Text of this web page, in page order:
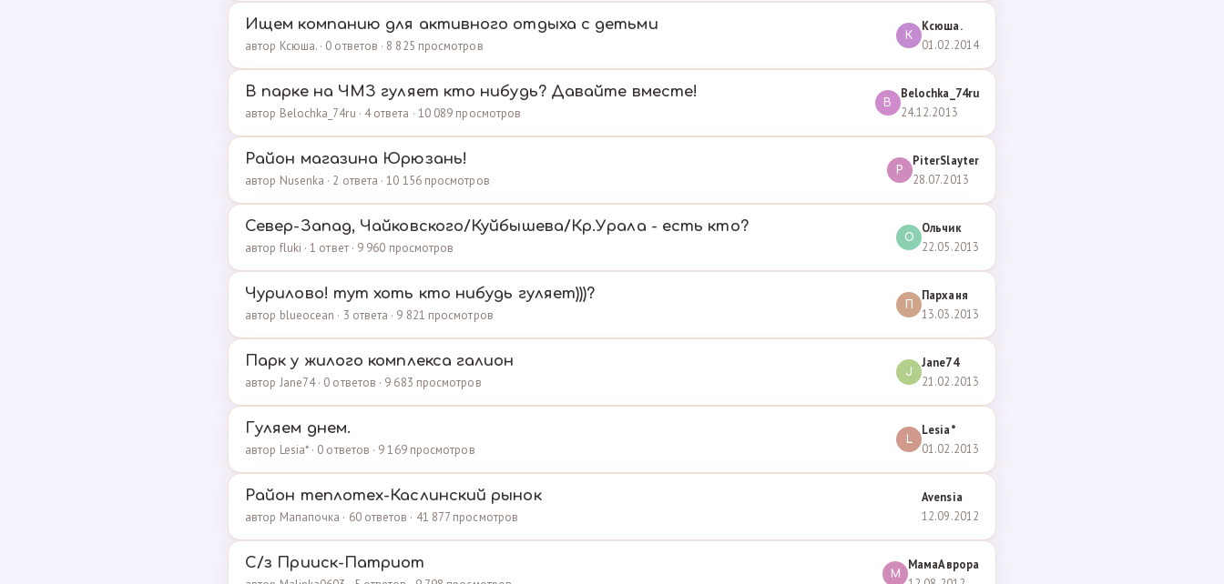
Ищем компанию для активного отдыха с детьми
автор Ксюша. · 0 ответов · 8 825 просмотров
К
Ксюша.
01.02.2014
В парке на ЧМЗ гуляет кто нибудь? Давайте вместе!
автор Belochka_74ru · 4 ответа · 10 089 просмотров
B
Belochka_74ru
24.12.2013
Район магазина Юрюзань!
автор Nusenka · 2 ответа · 10 156 просмотров
P
PiterSlayter
28.07.2013
Север-Запад, Чайковского/Куйбышева/Кр.Урала - есть кто?
автор fluki · 1 ответ · 9 960 просмотров
О
Ольчик
22.05.2013
Чурилово! тут хоть кто нибудь гуляет)))?
автор blueocean · 3 ответа · 9 821 просмотров
Парханя
13.03.2013
Парк у жилого комплекса галион
автор Jane74 · 0 ответов · 9 683 просмотров
J
Jane74
21.02.2013
Гуляем днем.
автор Lesia* · 0 ответов · 9 169 просмотров
L
Lesia*
01.02.2013
Район теплотех-Каслинский рынок
автор Мапапочка · 60 ответов · 41 877 просмотров
Avensia
12.09.2012
С/з Прииск-Патриот
М
МамаАврора